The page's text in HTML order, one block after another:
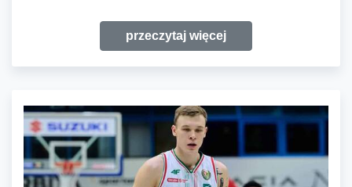
przeczytaj więcej